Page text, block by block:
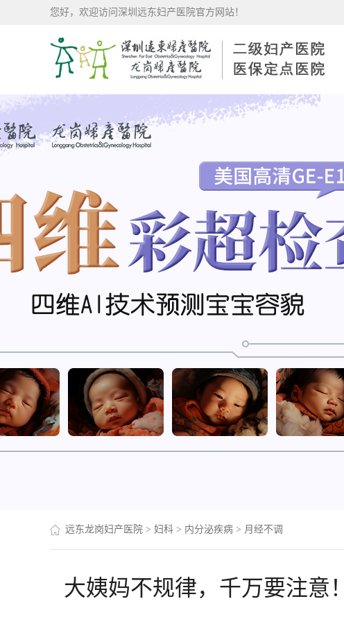
您好，欢迎访问深圳远东妇产医院官方网站！
远东龙岗妇产医院 > 妇科 > 内分泌疾病 > 月经不调
大姨妈不规律，千万要注意